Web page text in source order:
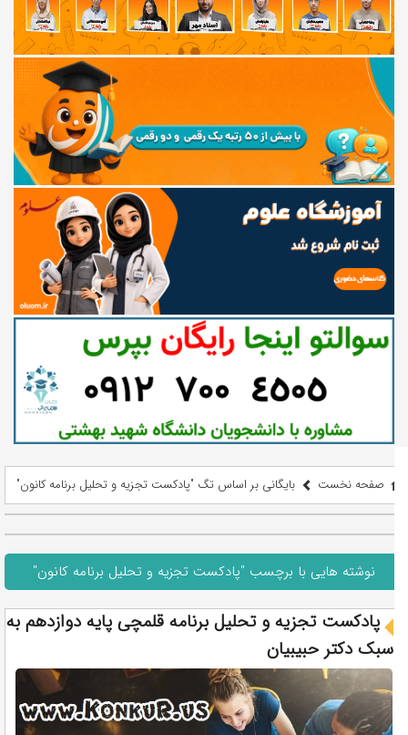
صفحه نخست بایگانی بر اساس تگ "پادکست تجزیه و تحلیل برنامه کانون"
نوشته هایی با برچسب "پادکست تجزیه و تحلیل برنامه کانون"
پادکست تجزیه و تحلیل برنامه قلمچی پایه دوازدهم به
سبک دکتر حبیبیان